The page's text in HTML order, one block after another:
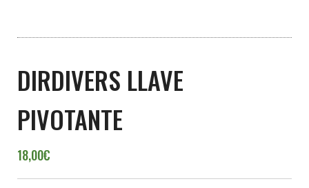
DIRDIVERS LLAVE
PIVOTANTE
18,00€